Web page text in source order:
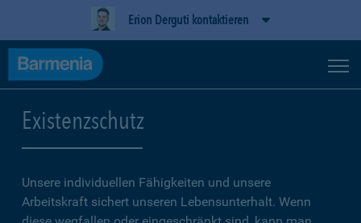
Erion Derguti kontaktieren
Existenzschutz
Unsere individuellen Fähigkeiten und unsere
Arbeitskraft sichert unseren Lebensunterhalt. Wenn